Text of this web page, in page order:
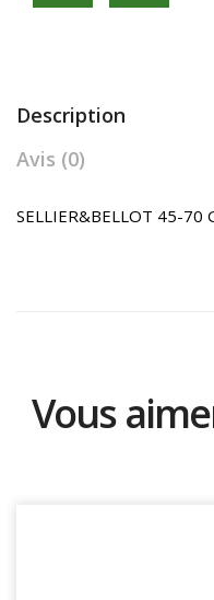
Description
Avis (0)
SELLIER&BELLOT 45-70
Vous